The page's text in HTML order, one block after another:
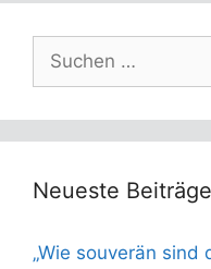
nach:
Neueste Beiträge
„Wie souverän sind